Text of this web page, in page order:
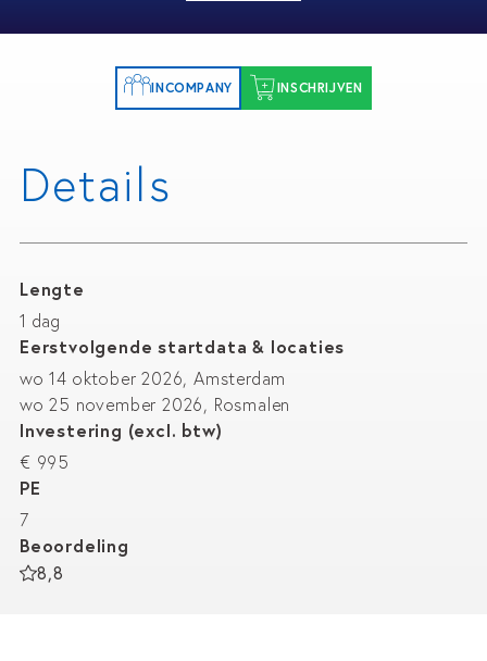
INCOMPANY INSCHRIJVEN
Details
Lengte
1 dag
Eerstvolgende startdata & locaties
wo 14 oktober 2026, Amsterdam
wo 25 november 2026, Rosmalen
Investering (excl. btw)
€ 995
PE
7
Beoordeling
8,8